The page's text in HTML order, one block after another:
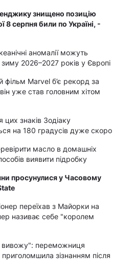
знищено позицію
8 серпня били по Україні, -
аномалії можуть
2026–2027 років у Європі
фільм Marvel б’є рекорд за
уже став головним хітом
цих знаків Зодіаку
на 180 градусів дуже скоро
масло в домашніх
виявити підробку
просунулися у Часовому
переїхав з Майорки на
називає себе "королем
вивожу": переможниця
зізнанням після